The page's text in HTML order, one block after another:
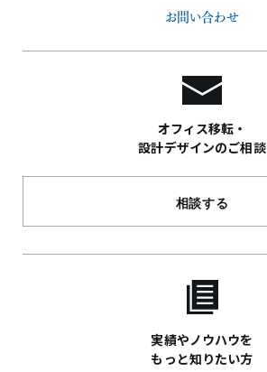
お問い合わせ
オフィス移転・
設計デザインのご相談
相談する
実績やノウハウを
もっと知りたい方